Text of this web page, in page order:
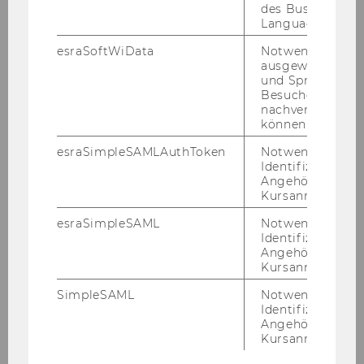
Depending on your target region, you can
expect the following grant amounts:
Special
support
€700
Travel
€600
Region or
Latin America
des Business
Language
esraSoftWiData
Notwendig um
ausgewählte
und
Besuchers
nachverfolgen
können.
esraSimpleSAMLAuthToken
Notwendig zur
Identifizierung
Angehörige/r für
Kursanmeldung.
esraSimpleSAML
Notwendig zur
Identifizierung
Angehörige/r für
Kursanmeldung.
SimpleSAML
Notwendig zur
Identifizierung
Angehörige/r für
Kursanmeldung.